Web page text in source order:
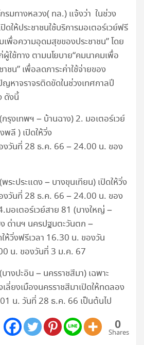
มทางหลวง( ทล.) แจ้งว่า ในช่วง
ให้ประชาชนใช้บริการมอเตอร์เวย์ฟรี
เพื่อความอุดมสุขของประชาชน” โดย
ใช้ทาง ตามนโยบาย“คมนาคมเพื่อ
ชน” เพื่อลดภาระค่าใช้จ่ายของ
ญหาจราจรติดขัดในช่วงเทศกาลปี
ดังนี้
รุงเทพฯ – บ้านฉาง) 2. มอเตอร์เวย์
พลี ) เปิดให้วิ่ง
งวันที่ 28 ธ.ค. 66 – 24.00 น. ของ
ระประแดง – บางขุนเทียน) เปิดให้วิ่ง
งวันที่ 28 ธ.ค. 66 – 24.00 น. ของ
มอเตอร์เวย์สาย 81 (บางใหญ่ –
ด่านฯ นครปฐมตะวันตก –
ห้วิ่งฟรีเวลา 16.30 น. ของวัน
น. ของวันที่ 3 ม.ค. 67
างปะอิน – นครราชสีมา) เฉพาะ
ลี่ยงเมืองนครราชสีมาเปิดให้ทดลอง
น. วันที่ 28 ธ.ค. 66 เป็นต้นไป
0
Shares